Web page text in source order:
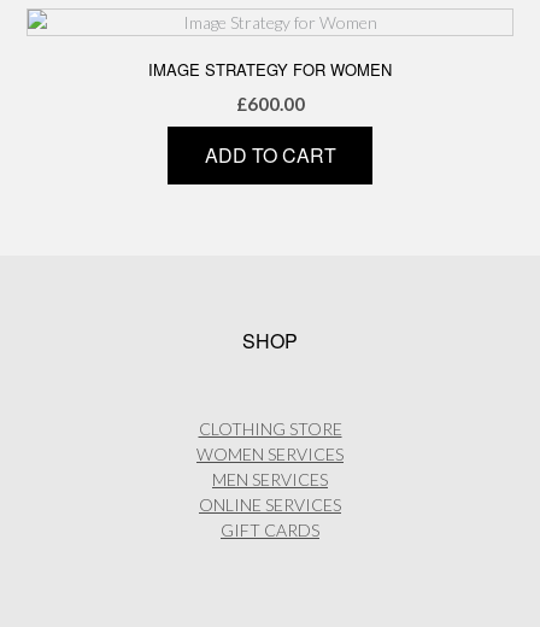
IMAGE STRATEGY FOR WOMEN
£600.00
ADD TO CART
SHOP
CLOTHING STORE
WOMEN SERVICES
MEN SERVICES
ONLINE SERVICES
GIFT CARDS